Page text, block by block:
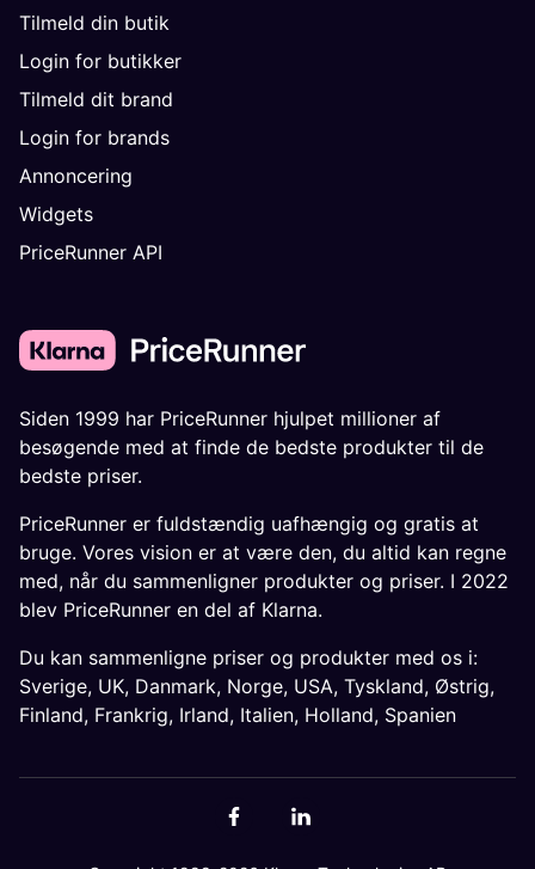
Tilmeld din butik
Login for butikker
Tilmeld dit brand
Login for brands
Annoncering
Widgets
PriceRunner API
Siden 1999 har PriceRunner hjulpet millioner af
besøgende med at finde de bedste produkter til de
bedste priser.
PriceRunner er fuldstændig uafhængig og gratis at
bruge. Vores vision er at være den, du altid kan regne
med, når du sammenligner produkter og priser. I 2022
blev PriceRunner en del af Klarna.
Du kan sammenligne priser og produkter med os i:
Sverige, UK, Danmark, Norge, USA, Tyskland, Østrig,
Finland, Frankrig, Irland, Italien, Holland, Spanien